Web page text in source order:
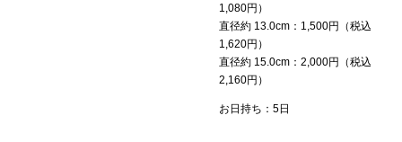
1,080円）
直径約 13.0cm：1,500円（税込
1,620円）
直径約 15.0cm：2,000円（税込
2,160円）
お日持ち：5日